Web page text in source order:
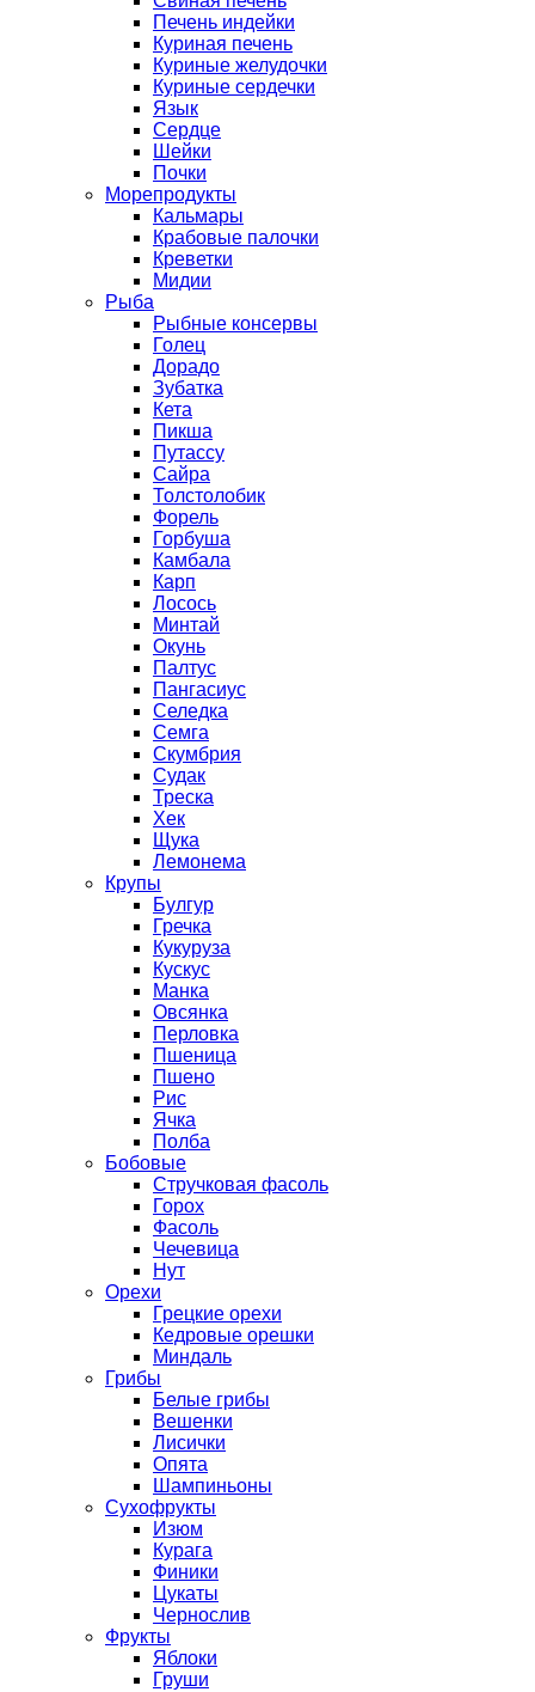
Печень индейки
Куриная печень
Куриные желудочки
Куриные сердечки
Язык
Сердце
Шейки
Почки
Морепродукты
Кальмары
Крабовые палочки
Креветки
Мидии
Рыба
Рыбные консервы
Голец
Дорадо
Зубатка
Кета
Пикша
Путассу
Сайра
Толстолобик
Форель
Горбуша
Камбала
Карп
Лосось
Минтай
Окунь
Палтус
Пангасиус
Селедка
Семга
Скумбрия
Судак
Треска
Хек
Щука
Лемонема
Крупы
Булгур
Гречка
Кукуруза
Кускус
Манка
Овсянка
Перловка
Пшеница
Пшено
Рис
Ячка
Полба
Бобовые
Стручковая фасоль
Горох
Фасоль
Чечевица
Нут
Орехи
Грецкие орехи
Кедровые орешки
Миндаль
Грибы
Белые грибы
Вешенки
Лисички
Опята
Шампиньоны
Сухофрукты
Изюм
Курага
Финики
Цукаты
Чернослив
Фрукты
Яблоки
Груши